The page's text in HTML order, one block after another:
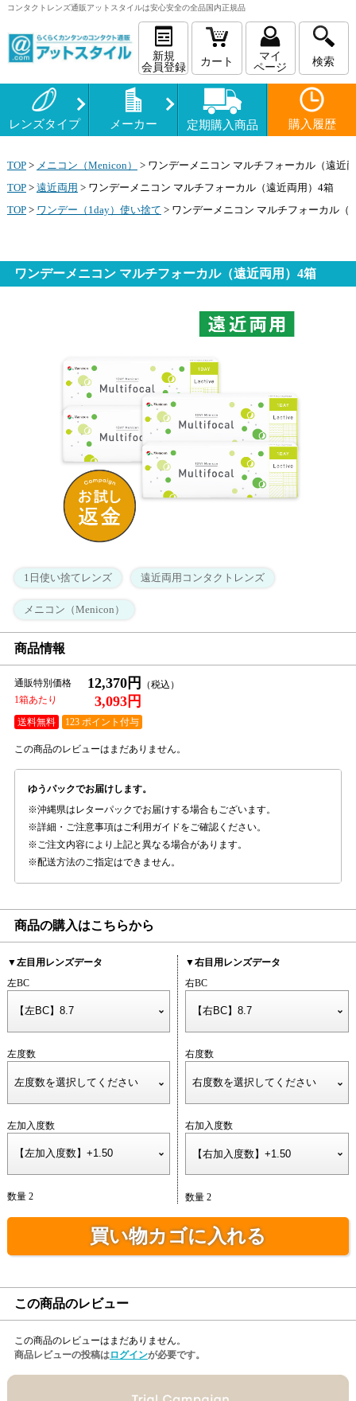
コンタクトレンズ通販アットスタイルは安心安全の全品国内正規品
新規
会員登録
カート
マイ
ページ
検索
レンズタイプ メーカー 定期購入商品 購入履歴
TOP> メニコン（Menicon） > ワンデーメニコン マルチフォーカル（遠近
TOP> 遠近両用 > ワンデーメニコン マルチフォーカル（遠近両用）4箱
TOP> ワンデー（1day）使い捨て > ワンデーメニコン マルチフォーカル（
ワンデーメニコン マルチフォーカル（遠近両用）4箱
1日使い捨てレンズ 遠近両用コンタクトレンズ
メニコン（Menicon）
商品情報
通販特別価格 12,370円
1箱あたり 3,093円
送料無料 123 ポイント付与
この商品のレビューはまだありません。
ゆうパックでお届けします。
沖縄県はレターパックでお届けする場合もございます。
詳細・ご注意事項はご利用ガイドをご確認ください。
ご注文内容により上記と異なる場合があります。
配送方法のご指定はできません。
商品の購入はこちらから
▼左目用レンズデータ
左BC
左度数
左加入度数
数量 2
▼右目用レンズデータ
右BC
右度数
右加入度数
数量 2
買い物カゴに入れる
この商品のレビュー
この商品のレビューはまだありません。
商品レビューの投稿はログインが必要です。